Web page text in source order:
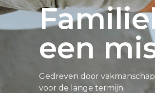
een
Gedreven door
voor de lange termijn.